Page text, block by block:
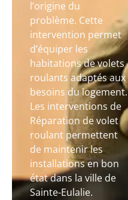
l’origine du
problème. Cette
intervention permet
d’équiper les
habitations de volets
roulants adaptés aux
besoins du logement.
Les interventions de
Réparation de volet
roulant permettent
de maintenir les
installations en bon
état dans la ville de
Sainte-Eulalie.